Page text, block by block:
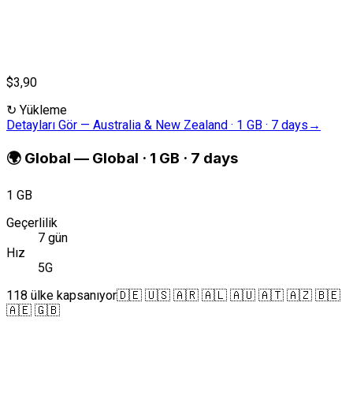
$3,90
↻ Yükleme
Detayları Gör — Australia & New Zealand · 1 GB · 7 days →
🌍 Global — Global · 1 GB · 7 days
1 GB
Geçerlilik
7 gün
Hız
5G
118 ülke kapsanıyor🇩🇪 🇺🇸 🇦🇷 🇦🇱 🇦🇺 🇦🇹 🇦🇿 🇧🇪
🇦🇪 🇬🇧